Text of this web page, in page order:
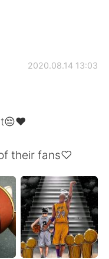
2020.08.14 13:03
their fans♡